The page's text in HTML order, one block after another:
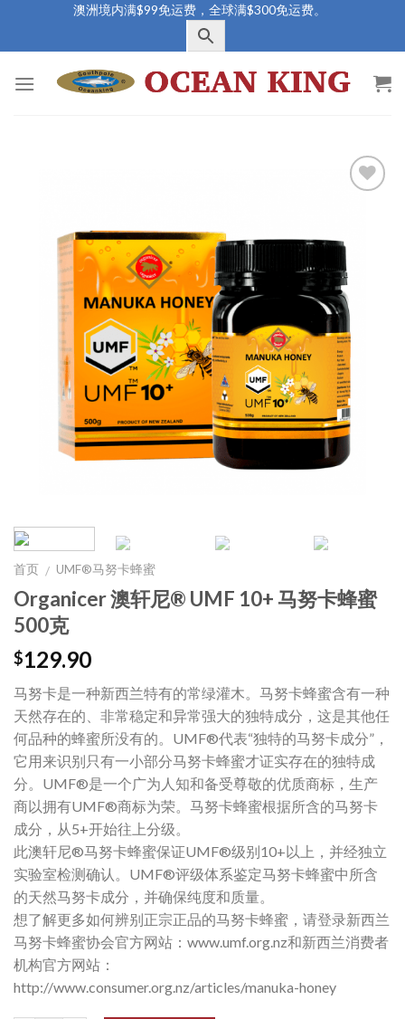
content
澳洲境内满$99免运费，全球满$300免运费。
首页 / UMF®马努卡蜂蜜
Organicer 澳轩尼® UMF 10+ 马努卡蜂蜜
500克
$129.90
马努卡是一种新西兰特有的常绿灌木。马努卡蜂蜜含有一种
天然存在的、非常稳定和异常强大的独特成分，这是其他任
何品种的蜂蜜所没有的。UMF®代表“独特的马努卡成分”，
它用来识别只有一小部分马努卡蜂蜜才证实存在的独特成
分。UMF®是一个广为人知和备受尊敬的优质商标，生产
商以拥有UMF®商标为荣。马努卡蜂蜜根据所含的马努卡
成分，从5+开始往上分级。
此澳轩尼®马努卡蜂蜜保证UMF®级别10+以上，并经独立
实验室检测确认。UMF®评级体系鉴定马努卡蜂蜜中所含
的天然马努卡成分，并确保纯度和质量。
想了解更多如何辨别正宗正品的马努卡蜂蜜，请登录新西兰
马努卡蜂蜜协会官方网站：www.umf.org.nz和新西兰消费者
机构官方网站：
http://www.consumer.org.nz/articles/manuka-honey